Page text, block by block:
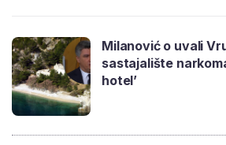
Milanović o uvali
sastajalište
hotel’